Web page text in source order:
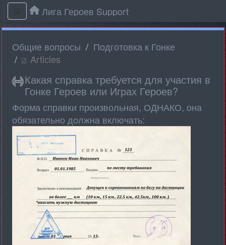
Лига Героев Support
Общие вопросы
Подготовка к Гонке
Articles
Какая справка требуется для участия в
Гонке Героев или Играх Героев?
Форма справки произвольная, ОДНАКО, она
обязательно должна включать: